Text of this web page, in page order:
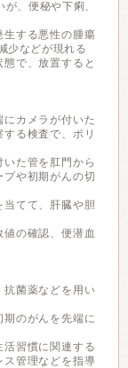
、便秘や下痢、
生する悪性の腫瘍
少などが現れる
で、放置すると
カメラが付いた
る検査で、ポリ
た管を肛門から
や初期がんの切
当てて、肝臓や胆
の確認、便潜血
抗菌薬などを用い
のがんを先端に
習慣に関連する
管理などを指導